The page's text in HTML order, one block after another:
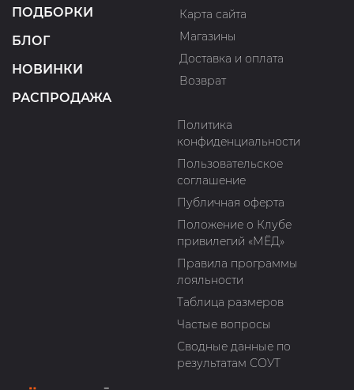
ПОДБОРКИ
БЛОГ
НОВИНКИ
РАСПРОДАЖА
Карта сайта
Магазины
Доставка и оплата
Возврат
Политика
конфиденциальности
Пользовательское
соглашение
Публичная оферта
Положение о Клубе
привилегий «МЁД»
Правила программы
лояльности
Таблица размеров
Частые вопросы
Сводные данные по
результатам СОУТ